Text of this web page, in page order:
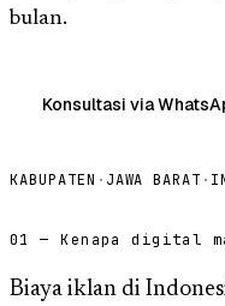
bulan.
Konsultasi via
KABUPATEN · JAWA BARAT ·
01 — Kenapa digital
Biaya iklan di